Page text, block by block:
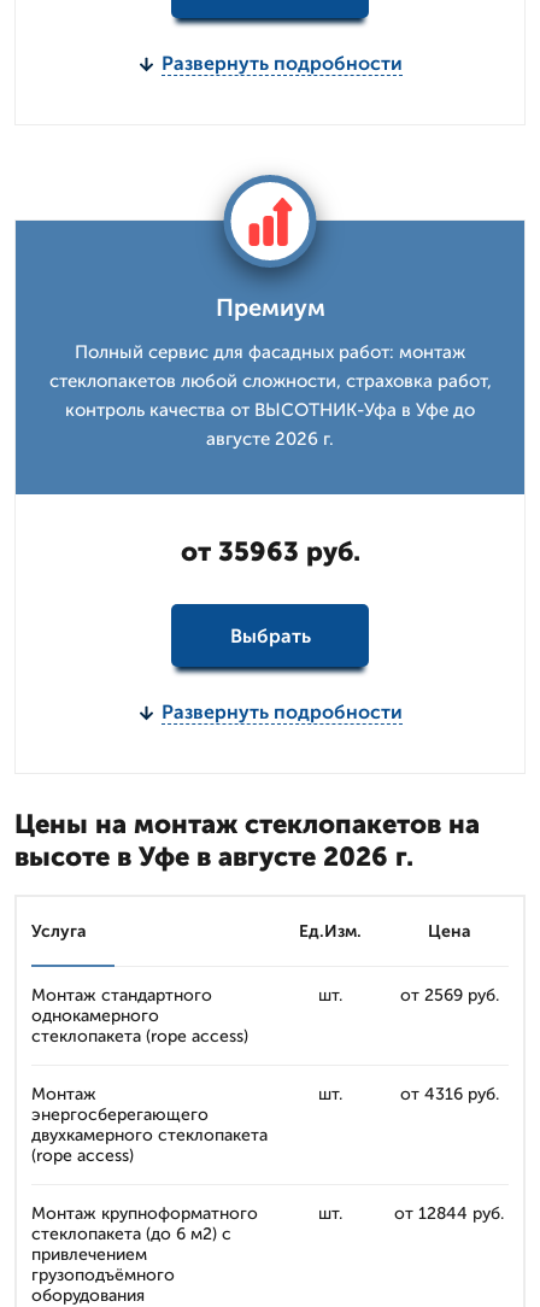
Развернуть подробности
Премиум
Полный сервис для фасадных работ: монтаж
стеклопакетов любой сложности, страховка работ,
контроль качества от ВЫСОТНИК-Уфа в Уфе до
августе 2026 г.
от 35963 руб.
Выбрать
Развернуть подробности
Цены на монтаж стеклопакетов на
высоте в Уфе в августе 2026 г.
Услуга Ед.Изм. Цена
Монтаж стандартного
однокамерного
стеклопакета (rope access)
шт. от 2569 руб.
Монтаж
энергосберегающего
двухкамерного стеклопакета
(rope access)
шт. от 4316 руб.
Монтаж крупноформатного
стеклопакета (до 6 м2) с
привлечением
грузоподъёмного
оборудования
шт. от 12844 руб.